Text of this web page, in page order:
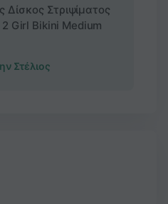
Δίσκος Στριψίματος
2 Girl Bikini Medium
Στέλιος